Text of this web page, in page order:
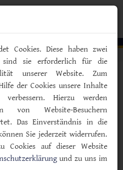
zum Thema
satt"
Cookies. Diese haben zwei
sind sie erforderlich für die
unserer Website. Zum
der Cookies unsere Inhalte
Hierzu werden
von Website-Besuchern
Das Einverständnis in die
Sie jederzeit widerrufen.
Cookies auf dieser Website
und zu uns im